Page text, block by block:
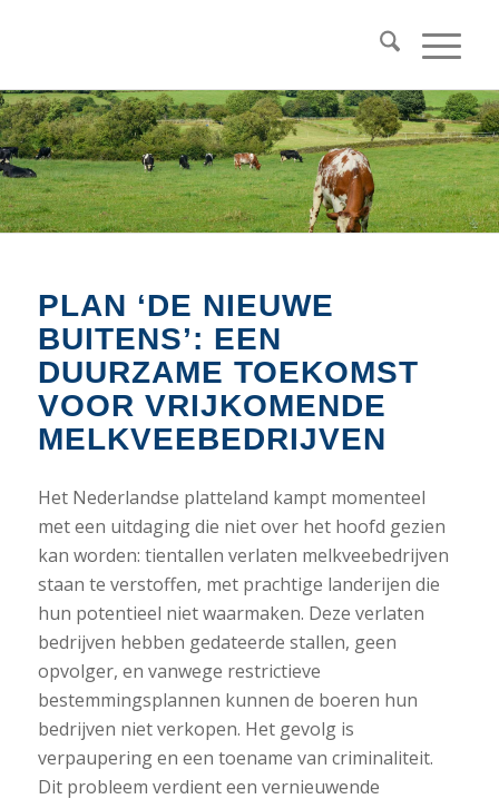
PLAN ‘DE NIEUWE
BUITENS’: EEN
DUURZAME TOEKOMST
VOOR VRIJKOMENDE
MELKVEEBEDRIJVEN
Het Nederlandse platteland kampt momenteel
met een uitdaging die niet over het hoofd gezien
kan worden: tientallen verlaten melkveebedrijven
staan te verstoffen, met prachtige landerijen die
hun potentieel niet waarmaken. Deze verlaten
bedrijven hebben gedateerde stallen, geen
opvolger, en vanwege restrictieve
bestemmingsplannen kunnen de boeren hun
bedrijven niet verkopen. Het gevolg is
verpaupering en een toename van criminaliteit.
Dit probleem verdient een vernieuwende